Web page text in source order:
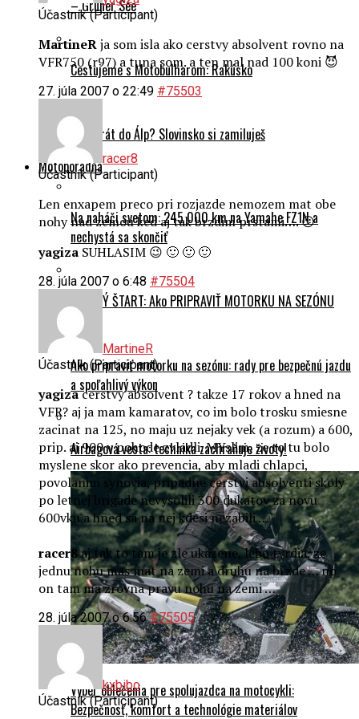
Cestujeme s Motobulharom: Rakúsko
Motoporadňa
nechystá sa skončiť
HLADKÝ ŠTART: Ako PRIPRAVIŤ MOTORKU NA SEZÓNU
Ako pripraviť motorku na sezónu: rady pre bezpečnú jazdu
a spoľahlivý výkon
Airbagová vesta: technika zachraňuje životy!
Výber oblečenia pre spolujazdca na motocykli:
Bezpečnosť, komfort a technológie materiálov
História
MartineRja som isla ako cerstvy absolvent rovno na
VFR750 (r97) a tuna som. a ten mal nad 100 koni 😈
27. júla 2007 o 22:49 #75503
racer8
Účastník (Participant)
Len enxapem preco pri rozjazde nemozem mat obe
nohy nad zemou ked aj tak brzdim prstami…. 😕
yagizaSUHLASIM 😉 🙂 🙂 🙂
28. júla 2007 o 6:48 #75504
Účastník (Participant)
yagizacerstvy absolvent ? takze 17 rokov a hned na
VFR? aj ja mam kamaratov, co im bolo trosku smiesne
zacinat na 125, no maju uz nejaky vek (a rozum) a 600,
prip. aj 900 v pohode zvladli. MYslim, ze to tu bolo
myslene skor ako prevencia, aby mladi chlapci,
povolanim synovia, pripadne cerstvi absolventi skoly
po letnej brigade nevysolili 300 dukatov za novu
600vku a hned sa na nej kdesi nezabili …
racer8aj tak to tam je zle ukazene, lebo tvrdia, ze
jednu nohu mas mat na zemi a druhu na brzde … no
on tam ma zrovna pravu nohu na zemi …
28. júla 2007 o 6:56 #75505
kxbibo
Účastník (Participant)
MartineRpresne, hneď ma to napadlo s tou nohou.